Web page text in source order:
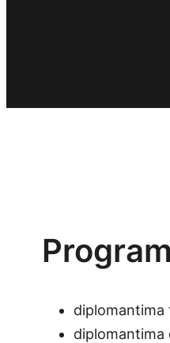
diplomantima
diplomantima